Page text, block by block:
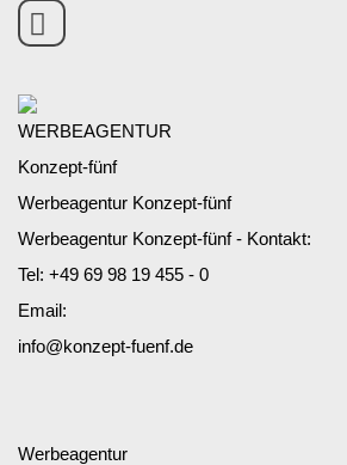
Werbeagentur Konzept-fünf
Werbeagentur Konzept-fünf - Kontakt:
Tel: +49 69 98 19 455 - 0
Email:
info@konzept-fuenf.de
Werbeagentur